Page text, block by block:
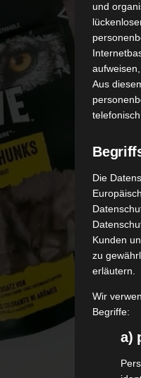
und
Aus
Die
Kunden
zu
erläutern.
Wir
Begriffe:
a)